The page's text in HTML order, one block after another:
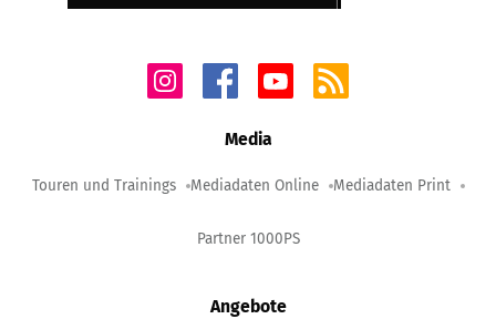
Media
Touren und Trainings Mediadaten Online Mediadaten Print
Partner 1000PS
Angebote